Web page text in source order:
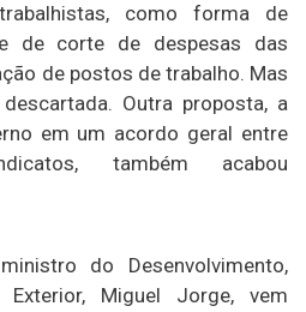
como forma de
de corte de despesas das
de postos de trabalho. Mas
Outra proposta, a
em um acordo geral entre
também acabou
do Desenvolvimento,
Miguel Jorge, vem